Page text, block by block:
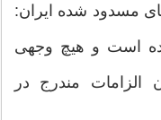
مسدود شده ایران:
است و هیچ وجهی
الزامات مندرج در